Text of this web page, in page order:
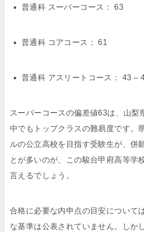
普通科 スーパーコース： 63
普通科 コアコース： 61
普通科 アスリートコース： 43 –
スーパーコースの偏差値63は、山梨
中でもトップクラスの難易度です。
ルの公立高校を目指す受験生が、併
とが多いのが、この駿台甲府高等学
言えるでしょう。
合格に必要な内申点の目安について
な基準は公表されていません。しか